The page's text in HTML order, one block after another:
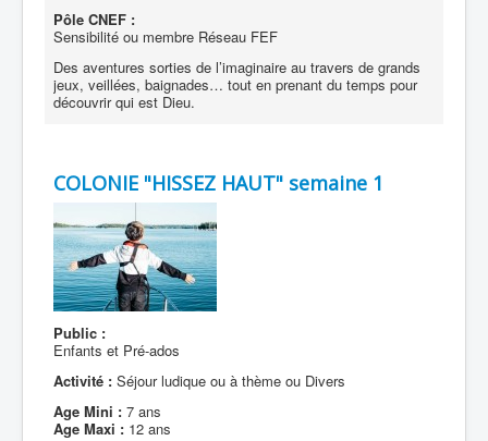
Pôle CNEF :
Sensibilité ou membre Réseau FEF
Des aventures sorties de l’imaginaire au travers de grands
jeux, veillées, baignades… tout en prenant du temps pour
découvrir qui est Dieu.
COLONIE "HISSEZ HAUT" semaine 1
Public :
Enfants et Pré-ados
Activité : Séjour ludique ou à thème ou Divers
Age Mini : 7 ans
Age Maxi : 12 ans